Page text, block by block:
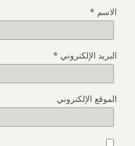
الاسم *
البريد الإلكتروني *
الموقع الإلكتروني